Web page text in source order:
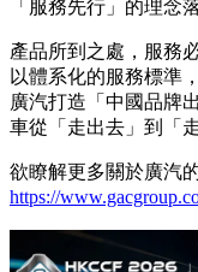
「服務先行」的理念
產品所到之處，服務
以體系化的服務標準
廣汽打造「中國品牌
車從「走出去」到「
欲瞭解更多關於廣汽
https://